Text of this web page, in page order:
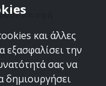
επαφή
και ελάτε να
και άλλες
εξασφαλίσει την
σας να
δημιουργήσει